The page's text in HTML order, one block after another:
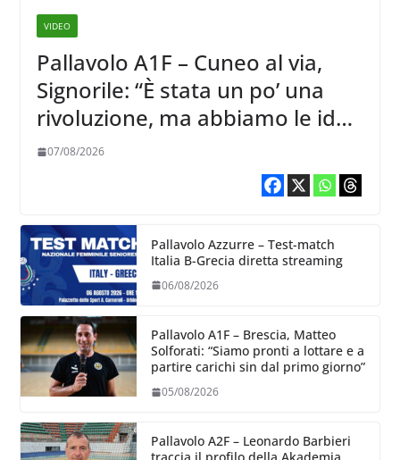
VIDEO
Pallavolo A1F – Cuneo al via,
Signorile: “È stata un po’ una
rivoluzione, ma abbiamo le idee
chiare siu cosa vogliamo fare”
07/08/2026
Pallavolo Azzurre – Test-match
Italia B-Grecia diretta streaming
06/08/2026
Pallavolo A1F – Brescia, Matteo
Solforati: “Siamo pronti a lottare e a
partire carichi sin dal primo giorno”
05/08/2026
Pallavolo A2F – Leonardo Barbieri